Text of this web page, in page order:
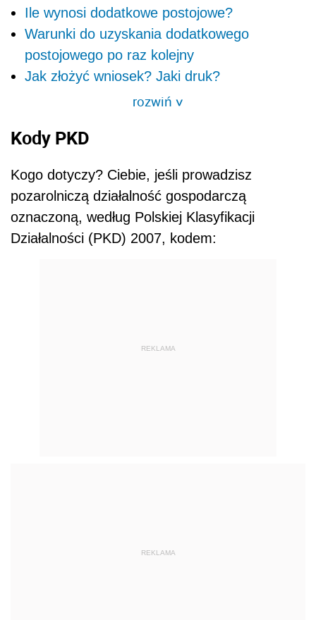
Ile wynosi dodatkowe postojowe?
Warunki do uzyskania dodatkowego
postojowego po raz kolejny
Jak złożyć wniosek? Jaki druk?
rozwiń>
Kody PKD
Kogo dotyczy? Ciebie, jeśli prowadzisz
pozarolniczą działalność gospodarczą
oznaczoną, według Polskiej Klasyfikacji
Działalności (PKD) 2007, kodem:
REKLAMA
REKLAMA